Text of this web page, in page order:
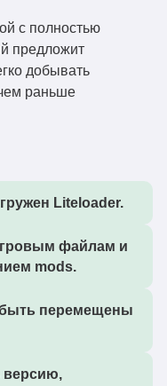
с полностью
предложит
добывать
раньше
Liteloader.
файлам и
mods.
перемещены
версию,